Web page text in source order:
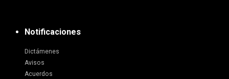
Notificaciones
Dictámenes
Avisos
Acuerdos